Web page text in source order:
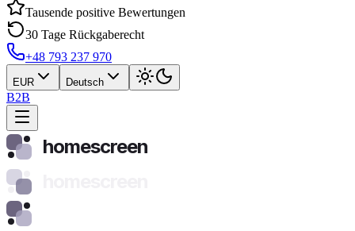
Tausende positive Bewertungen
30 Tage Rückgaberecht
+48 793 237 970
EUR Deutsch
B2B
homescreen